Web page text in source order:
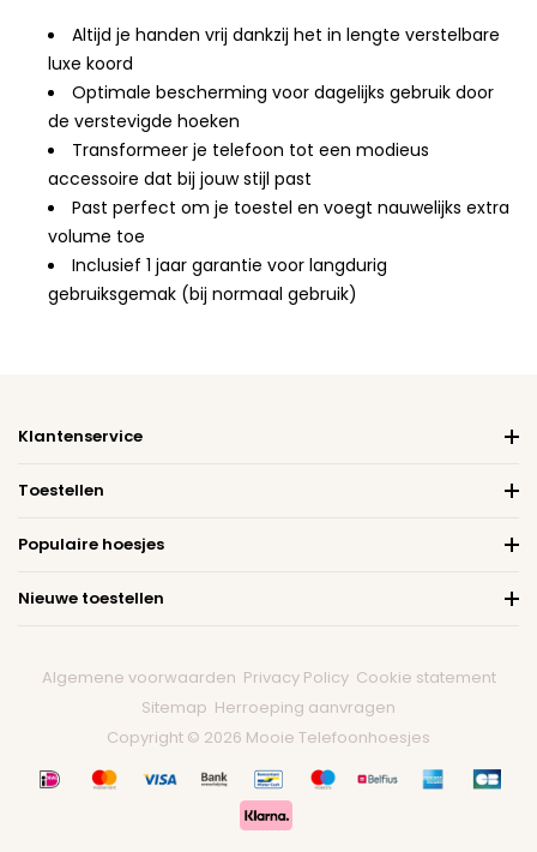
Altijd je handen vrij dankzij het in lengte verstelbare
luxe koord
Optimale bescherming voor dagelijks gebruik door
de verstevigde hoeken
Transformeer je telefoon tot een modieus
accessoire dat bij jouw stijl past
Past perfect om je toestel en voegt nauwelijks extra
volume toe
Inclusief 1 jaar garantie voor langdurig
gebruiksgemak (bij normaal gebruik)
Klantenservice
Toestellen
Populaire hoesjes
Nieuwe toestellen
Algemene voorwaarden Privacy Policy Cookie statement
Sitemap Herroeping aanvragen
Copyright © 2026 Mooie Telefoonhoesjes